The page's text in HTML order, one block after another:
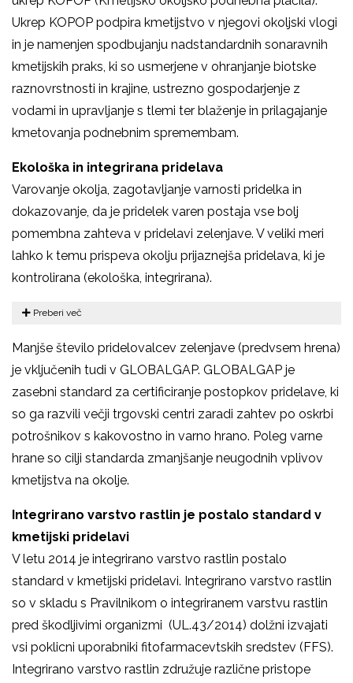
Ukrep KOPOP podpira kmetijstvo v njegovi okoljski vlogi
in je namenjen spodbujanju nadstandardnih sonaravnih
kmetijskih praks, ki so usmerjene v ohranjanje biotske
raznovrstnosti in krajine, ustrezno gospodarjenje z
vodami in upravljanje s tlemi ter blaženje in prilagajanje
kmetovanja podnebnim spremembam.
Ekološka in integrirana pridelava
Varovanje okolja, zagotavljanje varnosti pridelka in
dokazovanje, da je pridelek varen postaja vse bolj
pomembna zahteva v pridelavi zelenjave. V veliki meri
lahko k temu prispeva okolju prijaznejša pridelava, ki je
kontrolirana (ekološka, integrirana).
Preberi več
Manjše število pridelovalcev zelenjave (predvsem hrena)
je vključenih tudi v GLOBALGAP. GLOBALGAP je
zasebni standard za certificiranje postopkov pridelave, ki
so ga razvili večji trgovski centri zaradi zahtev po oskrbi
potrošnikov s kakovostno in varno hrano. Poleg varne
hrane so cilji standarda zmanjšanje neugodnih vplivov
kmetijstva na okolje.
Integrirano varstvo rastlin je postalo standard v
kmetijski pridelavi
V letu 2014 je integrirano varstvo rastlin postalo
standard v kmetijski pridelavi. Integrirano varstvo rastlin
so v skladu s Pravilnikom o integriranem varstvu rastlin
pred škodljivimi organizmi (UL.43/2014) dolžni izvajati
vsi poklicni uporabniki fitofarmacevtskih sredstev (FFS).
Integrirano varstvo rastlin združuje različne pristope